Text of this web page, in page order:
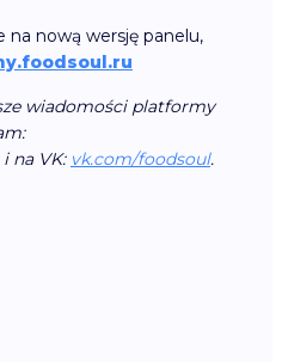
na nową wersję panelu,
wiadomości platformy
i na VK: vk.com/foodsoul.